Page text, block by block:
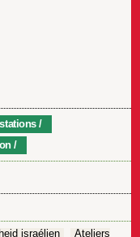
israélien
Ateliers